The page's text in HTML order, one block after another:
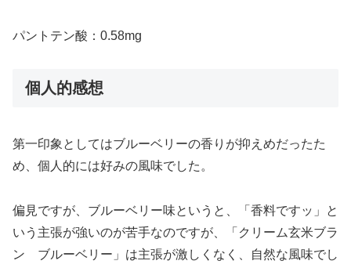
パントテン酸：0.58mg
個人的感想
第一印象としてはブルーベリーの香りが抑えめだったた
め、個人的には好みの風味でした。
偏見ですが、ブルーベリー味というと、「香料ですッ」と
いう主張が強いのが苦手なのですが、「クリーム玄米ブラ
ン ブルーベリー」は主張が激しくなく、自然な風味でし